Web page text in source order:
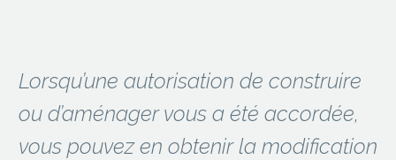
Lorsqu’une autorisation de construire
ou d’aménager vous a été accordée,
vous pouvez en obtenir la modification